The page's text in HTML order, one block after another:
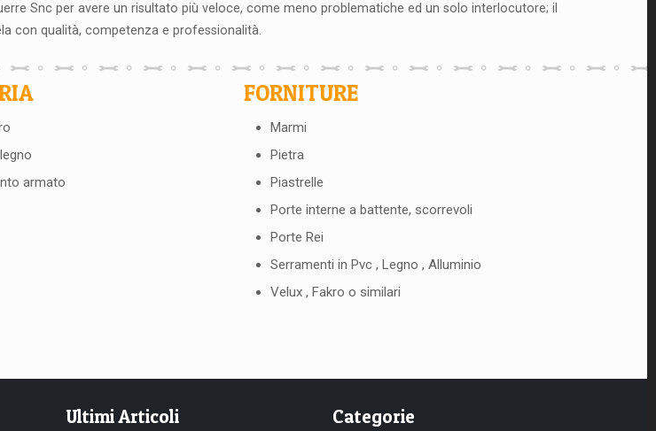
Snc per avere un risultato più veloce, come meno problematiche ed un solo interlocutore; il
con qualità, competenza e professionalità.
armato
FORNITURE
Marmi
Pietra
Piastrelle
Porte interne a battente, scorrevoli
Porte Rei
Serramenti in Pvc , Legno , Alluminio
Velux , Fakro o similari
Ultimi Articoli Categorie